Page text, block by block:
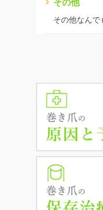
その他
その他なんで